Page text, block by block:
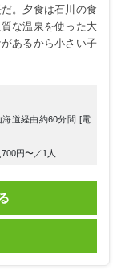
。夕食は石川の食
な温泉を使った大
あるから小さい子
道経由約60分間 [電
円〜／1人